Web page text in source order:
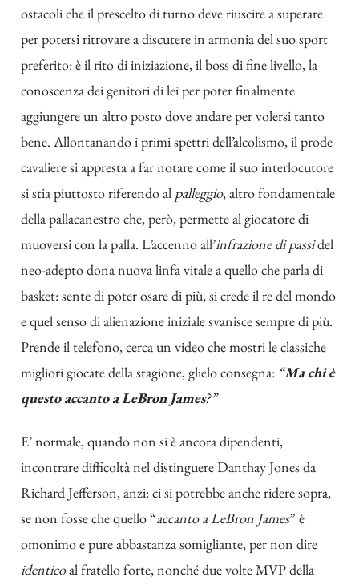
ostacoli che il prescelto di turno deve riuscire a superare
per potersi ritrovare a discutere in armonia del suo sport
preferito: è il rito di iniziazione, il boss di fine livello, la
conoscenza dei genitori di lei per poter finalmente
aggiungere un altro posto dove andare per volersi tanto
bene. Allontanando i primi spettri dell’alcolismo, il prode
cavaliere si appresta a far notare come il suo interlocutore
si stia piuttosto riferendo al palleggio, altro fondamentale
della pallacanestro che, però, permette al giocatore di
muoversi con la palla. L’accenno all’infrazione di passidel
neo-adepto dona nuova linfa vitale a quello che parla di
basket: sente di poter osare di più, si crede il re del mondo
e quel senso di alienazione iniziale svanisce sempre di più.
Prende il telefono, cerca un video che mostri le classiche
migliori giocate della stagione, glielo consegna: “Ma chi è
questo accanto a LeBron James?”
E’ normale, quando non si è ancora dipendenti,
incontrare difficoltà nel distinguere Danthay Jones da
Richard Jefferson, anzi: ci si potrebbe anche ridere sopra,
se non fosse che quello “accanto a LeBron James” è
omonimo e pure abbastanza somigliante, per non dire
identicoal fratello forte, nonché due volte MVP della